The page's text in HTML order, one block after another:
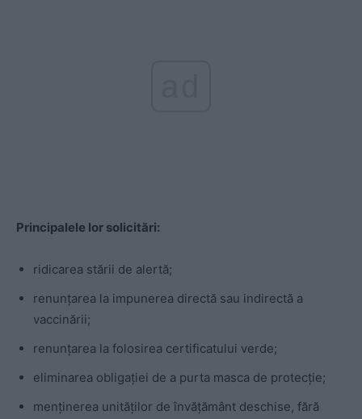
Principalele lor solicitări:
ridicarea stării de alertă;
renunțarea la impunerea directă sau indirectă a
vaccinării;
renunțarea la folosirea certificatului verde;
eliminarea obligației de a purta masca de protecție;
menținerea unităților de învățământ deschise, fără